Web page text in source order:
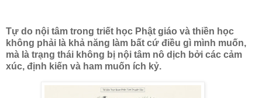
Tự do nội tâm trong triết học Phật giáo và thiền học
không phải là khả năng làm bất cứ điều gì mình muốn,
mà là trạng thái không bị nội tâm nô dịch bởi các cảm
xúc, định kiến và ham muốn ích kỷ.